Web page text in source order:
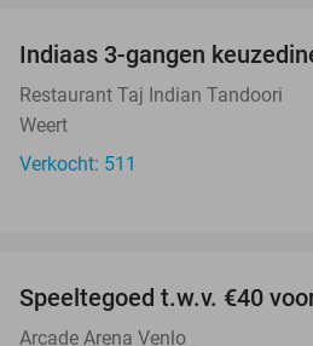
Indiaas 3-gangen
Restaurant Taj Indian Tandoori
Weert
Verkocht: 511
Speeltegoed t.w.v. €40
Arcade Arena Venlo